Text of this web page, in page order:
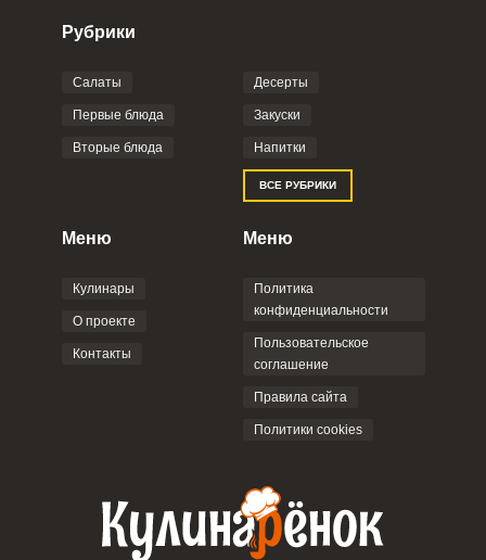
Фото до 4 шт, до 5 mb
Отправляя эту форму, вы соглашаетесь с
Политикой
Пользовательским
соглашением
Рубрики
Салаты
Первые блюда
Вторые блюда
Десерты
Закуски
Напитки
ВСЕ РУБРИКИ
Меню
Кулинары
О проекте
Контакты
Меню
Политика
конфиденциальности
Пользовательское
соглашение
Правила сайта
Политики cookies